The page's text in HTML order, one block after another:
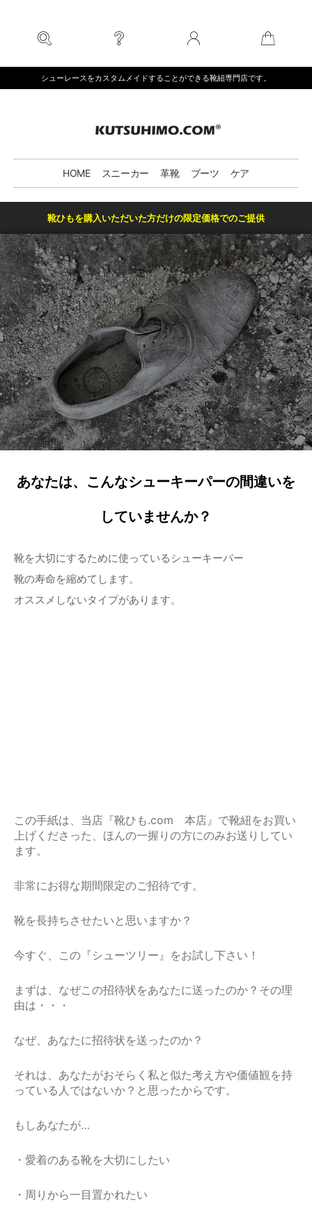
キ
シューレースをカスタムメイドすることができる靴紐専門店です。
HOME スニーカー 革靴 ブーツ ケア
靴ひもを購入いただいた方だけの限定価格でのご提供
あなたは、こんなシューキーパーの間違いを
していませんか？
靴を大切にするために使っているシューキーパー
靴の寿命を縮めてします。
オススメしないタイプがあります。
この手紙は、当店『靴ひも.com 本店』で靴紐をお買い
上げくださった、ほんの一握りの方にのみお送りしてい
ます。
非常にお得な期間限定のご招待です。
靴を長持ちさせたいと思いますか？
今すぐ、この『シューツリー』をお試し下さい！
まずは、なぜこの招待状をあなたに送ったのか？その理
由は・・・
なぜ、あなたに招待状を送ったのか？
それは、あなたがおそらく私と似た考え方や価値観を持
っている人ではないか？と思ったからです。
もしあなたが…
・愛着のある靴を大切にしたい
・周りから一目置かれたい